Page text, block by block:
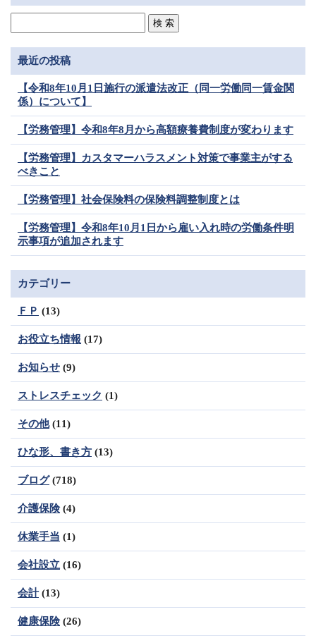
最近の投稿
【令和8年10月1日施行の派遣法改正（同一労働同一賃金関
係）について】
【労務管理】令和8年8月から高額療養費制度が変わります
【労務管理】カスタマーハラスメント対策で事業主がする
べきこと
【労務管理】社会保険料の保険料調整制度とは
【労務管理】令和8年10月1日から雇い入れ時の労働条件明
示事項が追加されます
カテゴリー
ＦＰ (13)
お役立ち情報 (17)
お知らせ (9)
ストレスチェック (1)
その他(11)
ひな形、書き方 (13)
ブログ(718)
介護保険(4)
休業手当 (1)
会社設立 (16)
会計(13)
健康保険(26)